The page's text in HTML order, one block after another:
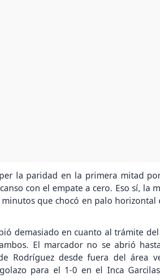
la paridad en la primera mitad
con el empate a cero. Eso sí, la
que chocó en palo horizontal
demasiado en cuanto al trámite
El marcador no se abrió
Rodríguez desde fuera del área
para el 1-0 en el Inca